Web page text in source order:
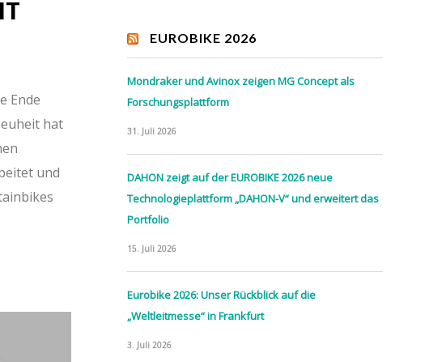
Ende
hat
und
EUROBIKE 2026
Mondraker und Avinox zeigen MG Concept als
Forschungsplattform
31. Juli 2026
DAHON zeigt auf der EUROBIKE 2026 neue
Technologieplattform „DAHON-V“ und erweitert das
Portfolio
15. Juli 2026
Eurobike 2026: Unser Rückblick auf die
„Weltleitmesse“ in Frankfurt
3. Juli 2026